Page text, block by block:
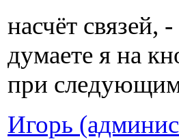
насчёт
думаете я на
при следующим
Игорь